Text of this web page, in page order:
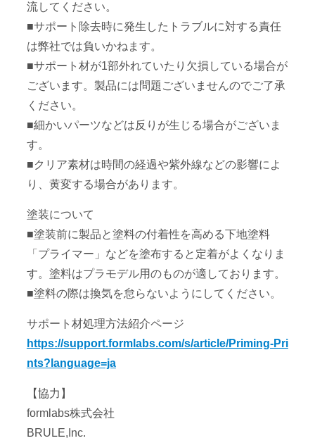
流してください。
■サポート除去時に発生したトラブルに対する責任
は弊社では負いかねます。
■サポート材が1部外れていたり欠損している場合が
ございます。製品には問題ございませんのでご了承
ください。
■細かいパーツなどは反りが生じる場合がございま
す。
■クリア素材は時間の経過や紫外線などの影響によ
り、黄変する場合があります。
塗装について
■塗装前に製品と塗料の付着性を高める下地塗料
「プライマー」などを塗布すると定着がよくなりま
す。塗料はプラモデル用のものが適しております。
■塗料の際は換気を怠らないようにしてください。
サポート材処理方法紹介ページ
https://support.formlabs.com/s/article/Priming-Pri
nts?language=ja
【協力】
formlabs株式会社
BRULE,Inc.